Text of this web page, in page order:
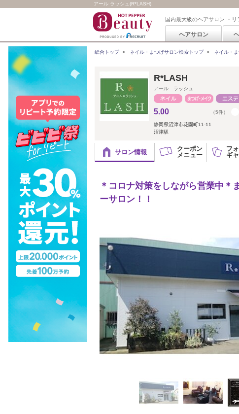
アール ラッシュ(R*LASH)
国内最大級のヘアサロン ・
ヘアサロン
総合トップ> ネイル・まつげサロン検索トップ> ネイル・
R*LASH
アール ラッシュ
5.00 （5件）
静岡県沼津市花園町11-11
沼津駅
サロン情報
クーポン
メニュー
フ
ギ
＊コロナ対策をしながら営業中＊
ーサロン！！